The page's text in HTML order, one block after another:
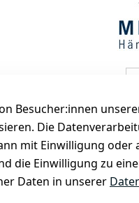
Die
mit Einwilligung
die Einwilligung zu
Daten in unserer